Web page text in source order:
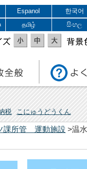
Espanol 한국어
தமிழ் සිංහල
表示
税 こにゅうどうくん
課所管 運動施設 >温